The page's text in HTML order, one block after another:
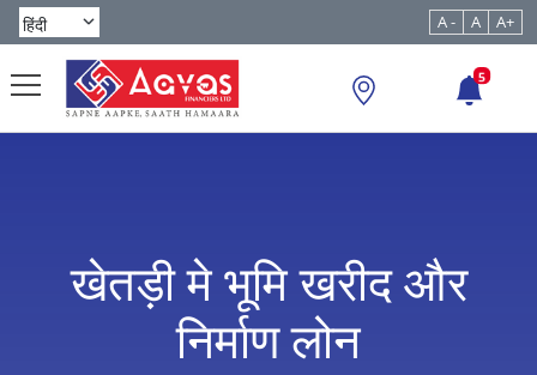
A - A A+
5
खेतड़ी मे भूमि खरीद और
निर्माण लोन